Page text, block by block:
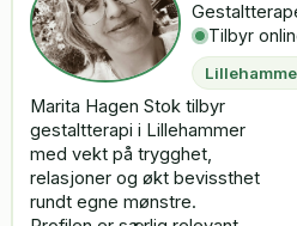
Tilbyr
Marita Hagen Stok tilbyr
gestaltterapi i Lillehammer
med vekt på trygghet,
relasjoner og økt bevissthet
rundt egne mønstre.